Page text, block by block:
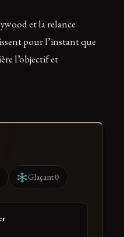
et la relance
pour l’instant que
l’objectif et
Glaçant0